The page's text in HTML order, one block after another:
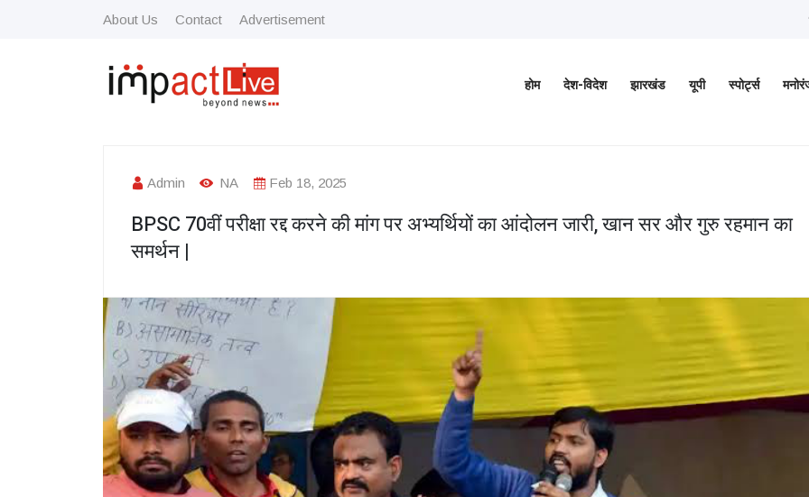
About Us Contact Advertisement
होम देश-विदेश झारखंड यूपी स्पोर्ट्स
Admin NA Feb 18, 2025
BPSC 70वीं परीक्षा रद्द करने की मांग पर अभ्यर्थियों का आंदोलन जारी, खान सर और गुरु रहमान का
समर्थन |